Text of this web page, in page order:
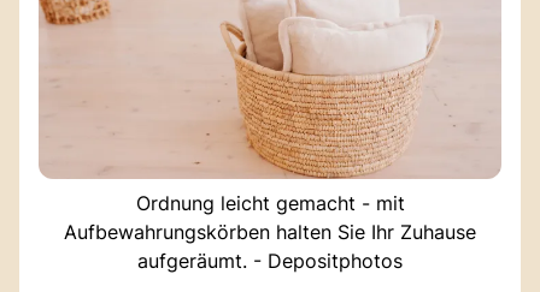
Ordnung leicht gemacht - mit
Aufbewahrungskörben halten Sie Ihr Zuhause
aufgeräumt. - Depositphotos